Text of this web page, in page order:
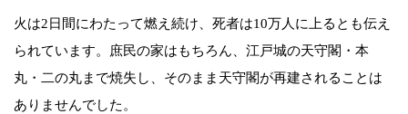
火は2日間にわたって燃え続け、死者は10万人に上るとも伝え
られています。庶民の家はもちろん、江戸城の天守閣・本
丸・二の丸まで焼失し、そのまま天守閣が再建されることは
ありませんでした。